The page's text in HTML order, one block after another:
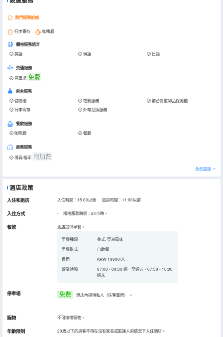
熱門服務設施
行李寄存 咖啡廳
櫃枱服務語言
英語 韓語 日語
交通服務
停車場 免費
前台服務
儲物櫃 禮賓服務
前台貴重物品保險櫃
行李寄存
外幣兌換服務
餐飲服務
咖啡廳 餐廳
商務服務
傳真/複印 附加费
全部設施
酒店政策
入住和退房 入住時間：15:00以後 退房時間：11:00以前
入住方式 櫃枱服務時間：24小時。
餐飲 酒店提供早餐。
早餐種類
美式, 亞洲風味
早餐形式
自助餐
費用
KRW 19900/人
營業時間
07:00 - 09:30 週一至週五，07:30 - 10:00
週末
停車場 免费 酒店內提供私人（住客專用） 。
寵物 不可攜帶寵物。
年齡限制 20歲以下的房客不得在沒有家長或監護人的情況下入住酒店。